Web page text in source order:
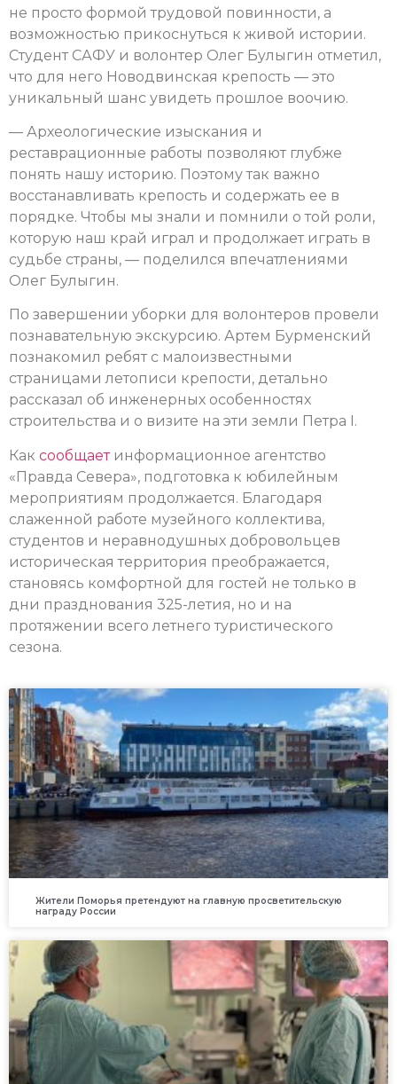
не просто формой трудовой повинности, а
возможностью прикоснуться к живой истории.
Студент САФУ и волонтер Олег Булыгин отметил,
что для него Новодвинская крепость — это
уникальный шанс увидеть прошлое воочию.
— Археологические изыскания и
реставрационные работы позволяют глубже
понять нашу историю. Поэтому так важно
восстанавливать крепость и содержать ее в
порядке. Чтобы мы знали и помнили о той роли,
которую наш край играл и продолжает играть в
судьбе страны, — поделился впечатлениями
Олег Булыгин.
По завершении уборки для волонтеров провели
познавательную экскурсию. Артем Бурменский
познакомил ребят с малоизвестными
страницами летописи крепости, детально
рассказал об инженерных особенностях
строительства и о визите на эти земли Петра I.
Как сообщает информационное агентство
«Правда Севера», подготовка к юбилейным
мероприятиям продолжается. Благодаря
слаженной работе музейного коллектива,
студентов и неравнодушных добровольцев
историческая территория преображается,
становясь комфортной для гостей не только в
дни празднования 325-летия, но и на
протяжении всего летнего туристического
сезона.
Жители Поморья претендуют на главную просветительскую
награду России